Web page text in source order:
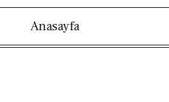
Anasayfa